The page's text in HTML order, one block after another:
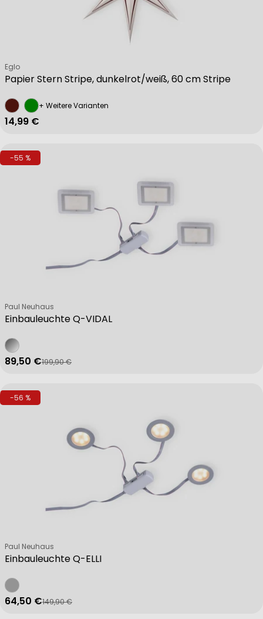
Papier Stern Stripe, dunkelrot/weiß, 60 cm Stripe
Verkäufer:
Eglo
+ Weitere Varianten
Regulärer Preis
14,99 €
-55 %
Einbauleuchte Q-VIDAL
Verkäufer:
Paul Neuhaus
Verkaufspreis
89,50 €
Regulärer Preis
199,90 €
-56 %
Einbauleuchte Q-ELLI
Verkäufer:
Paul Neuhaus
Verkaufspreis
64,50 €
Regulärer Preis
149,90 €